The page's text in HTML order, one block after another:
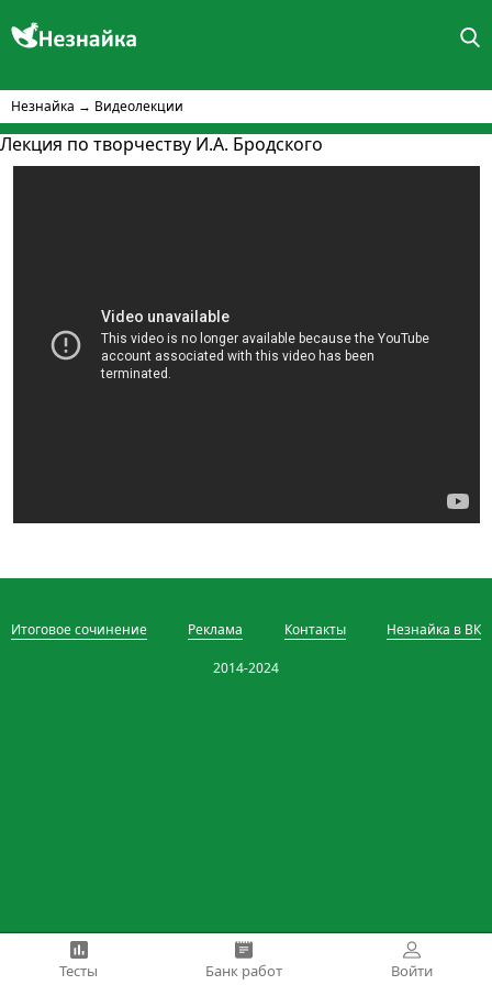
Незнайка → Видеолекции
Лекция по творчеству И.А. Бродского
Тесты Банк работ Войти
Итоговое сочинение Реклама Контакты Незнайка в ВК
2014-2024